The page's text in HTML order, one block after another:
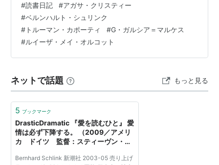
昌子,藤倉孚子,岩井智子
出版社/メーカー:
発売日:2005/02/10
メディア:
単行本
クリック : 9回
コメント・ネタバレあり
#読書日記 #アガサ・クリスティー
#ベルンハルト・シュリンク
# トルーマン・カポーティ #G・ガルシア＝マルケス
#ルイーザ・メイ・オルコット
ネットで話題 もっと見る
5 ブックマーク
DrasticDramatic 『愛を読むひと』 愛
情は必ず下降する。 （2009／アメリ
カ ドイツ 監督：スティーヴン・ダ
リンク『朗読者』）
Bernhard Schlink 新潮社 2003-05 売り上げ